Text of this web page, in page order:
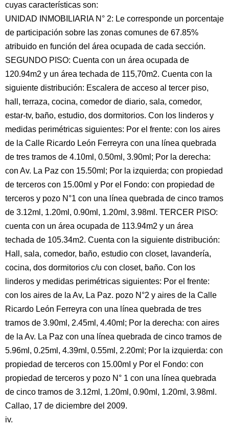
cuyas características son:
UNIDAD INMOBILIARIA N° 2: Le corresponde un porcentaje
de participación sobre las zonas comunes de 67.85%
atribuido en función del área ocupada de cada sección.
SEGUNDO PISO: Cuenta con un área ocupada de
120.94m2 y un área techada de 115,70m2. Cuenta con la
siguiente distribución: Escalera de acceso al tercer piso,
hall, terraza, cocina, comedor de diario, sala, comedor,
estar-tv, baño, estudio, dos dormitorios. Con los linderos y
medidas perimétricas siguientes: Por el frente: con los aires
de la Calle Ricardo León Ferreyra con una línea quebrada
de tres tramos de 4.10ml, 0.50ml, 3.90ml; Por la derecha:
con Av. La Paz con 15.50ml; Por la izquierda; con propiedad
de terceros con 15.00ml y Por el Fondo: con propiedad de
terceros y pozo N°1 con una línea quebrada de cinco tramos
de 3.12ml, 1.20ml, 0.90ml, 1.20ml, 3.98ml. TERCER PISO:
cuenta con un área ocupada de 113.94m2 y un área
techada de 105.34m2. Cuenta con la siguiente distribución:
Hall, sala, comedor, baño, estudio con closet, lavandería,
cocina, dos dormitorios c/u con closet, baño. Con los
linderos y medidas perimétricas siguientes: Por el frente:
con los aires de la Av, La Paz. pozo N°2 y aires de la Calle
Ricardo León Ferreyra con una línea quebrada de tres
tramos de 3.90ml, 2.45ml, 4.40ml; Por la derecha: con aires
de la Av. La Paz con una línea quebrada de cinco tramos de
5.96ml, 0.25ml, 4.39ml, 0.55ml, 2.20ml; Por la izquierda: con
propiedad de terceros con 15.00mI y Por el Fondo: con
propiedad de terceros y pozo N° 1 con una línea quebrada
de cinco tramos de 3.12ml, 1.20ml, 0.90ml, 1.20ml, 3.98ml.
Callao, 17 de diciembre del 2009.
iv.